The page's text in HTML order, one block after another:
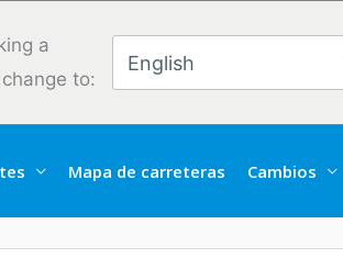
a
to:
English
Mapa de carreteras Cambios